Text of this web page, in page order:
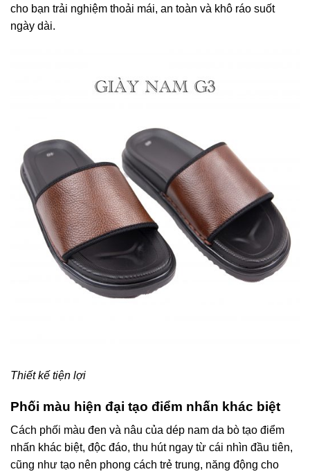
cho bạn trải nghiệm thoải mái, an toàn và khô ráo suốt
ngày dài.
Thiết kế tiện lợi
Phối màu hiện đại tạo điểm nhấn khác biệt
Cách phối màu đen và nâu của dép nam da bò tạo điểm
nhấn khác biệt, độc đáo, thu hút ngay từ cái nhìn đầu tiên,
cũng như tạo nên phong cách trẻ trung, năng động cho